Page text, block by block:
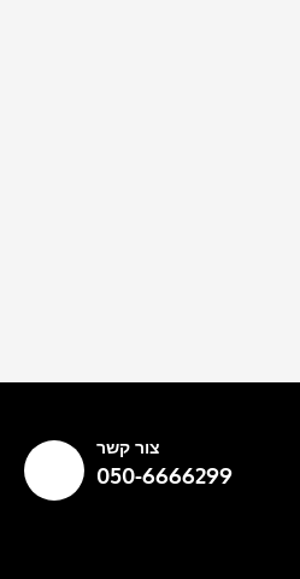
צור קשר
050-6666299